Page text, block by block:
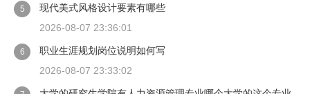
5
现代美式风格设计要素有哪些
2026-08-07 23:36:01
6
职业生涯规划岗位说明如何写
2026-08-07 23:33:02